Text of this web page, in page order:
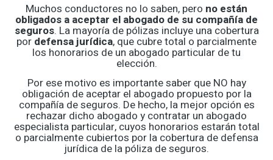
Muchos conductores no lo saben, pero no están
obligados a aceptar el abogado de su compañía de
seguros. La mayoría de pólizas incluye una cobertura
por defensa jurídica, que cubre total o parcialmente
los honorarios de un abogado particular de tu
elección.
Por ese motivo es importante saber que NO hay
obligación de aceptar el abogado propuesto por la
compañía de seguros. De hecho, la mejor opción es
rechazar dicho abogado y contratar un abogado
especialista particular, cuyos honorarios estarán total
o parcialmente cubiertos por la cobertura de defensa
jurídica de la póliza de seguros.